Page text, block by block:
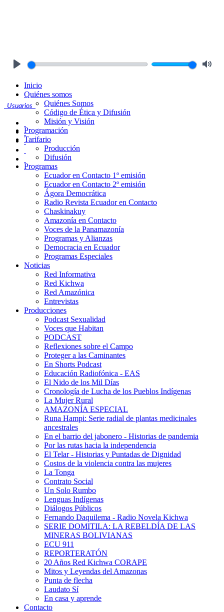
Usuarios
Inicio
Quiénes somos
Quiénes Somos
Código de Ética y Difusión
Misión y Visión
Programación
Tarifario
Producción
Difusión
Programas
Ecuador en Contacto 1º emisión
Ecuador en Contacto 2º emisión
Ágora Democrática
Radio Revista Ecuador en Contacto
Chaskinakuy
Amazonía en Contacto
Voces de la Panamazonía
Programas y Alianzas
Democracia en Ecuador
Programas Especiales
Noticias
Red Informativa
Red Kichwa
Red Amazónica
Entrevistas
Producciones
Podcast Sexualidad
Voces que Habitan
PODCAST
Reflexiones sobre el Campo
Proteger a las Caminantes
En Shorts Podcast
Educación Radiofónica - EAS
El Nido de los Mil Días
Cronología de Lucha de los Pueblos Indígenas
La Mujer Rural
AMAZONÍA ESPECIAL
Runa Hampi: Serie radial de plantas medicinales
ancestrales
En el barrio del jabonero - Historias de pandemia
Por las rutas hacia la independencia
El Telar - Historias y Puntadas de Dignidad
Costos de la violencia contra las mujeres
La Tonga
Contrato Social
Un Solo Rumbo
Lenguas Indígenas
Diálogos Públicos
Fernando Daquilema - Radio Novela Kichwa
SERIE DOMITILA: LA REBELDÍA DE LAS
MINERAS BOLIVIANAS
ECU 911
REPORTERATÓN
20 Años Red Kichwa CORAPE
Mitos y Leyendas del Amazonas
Punta de flecha
Laudato Sí
En casa y aprende
Contacto